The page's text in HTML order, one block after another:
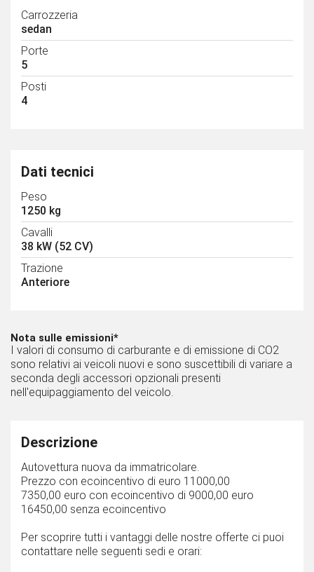
Carrozzeria
sedan
Porte
5
Posti
4
Dati tecnici
Peso
1250 kg
Cavalli
38 kW (52 CV)
Trazione
Anteriore
Nota sulle emissioni*
I valori di consumo di carburante e di emissione di CO2
sono relativi ai veicoli nuovi e sono suscettibili di variare a
seconda degli accessori opzionali presenti
nell'equipaggiamento del veicolo.
Descrizione
Autovettura nuova da immatricolare.
Prezzo con ecoincentivo di euro 11000,00
7350,00 euro con ecoincentivo di 9000,00 euro
16450,00 senza ecoincentivo
Per scoprire tutti i vantaggi delle nostre offerte ci puoi
contattare nelle seguenti sedi e orari: